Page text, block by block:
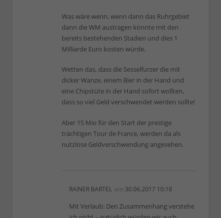
Was wäre wenn, wenn dann das Ruhrgebiet
dann die WM austragen könnte mit den
bereits bestehenden Stadien und dies 1
Milliarde Euro kosten würde.
Wetten das, dass die Sesselfurzer die mit
dicker Wanze, einem Bier in der Hand und
eine Chipstüte in der Hand sofort wollten,
dass so viel Geld verschwendet werden sollte!
Aber 15 Mio für den Start der prestige
trächtigen Tour de France, werden da als
nutzlose Geldverschwendung angesehen.
RAINER BARTEL am 30.06.2017 10:18
Mit Verlaub: Den Zusammenhang verstehe